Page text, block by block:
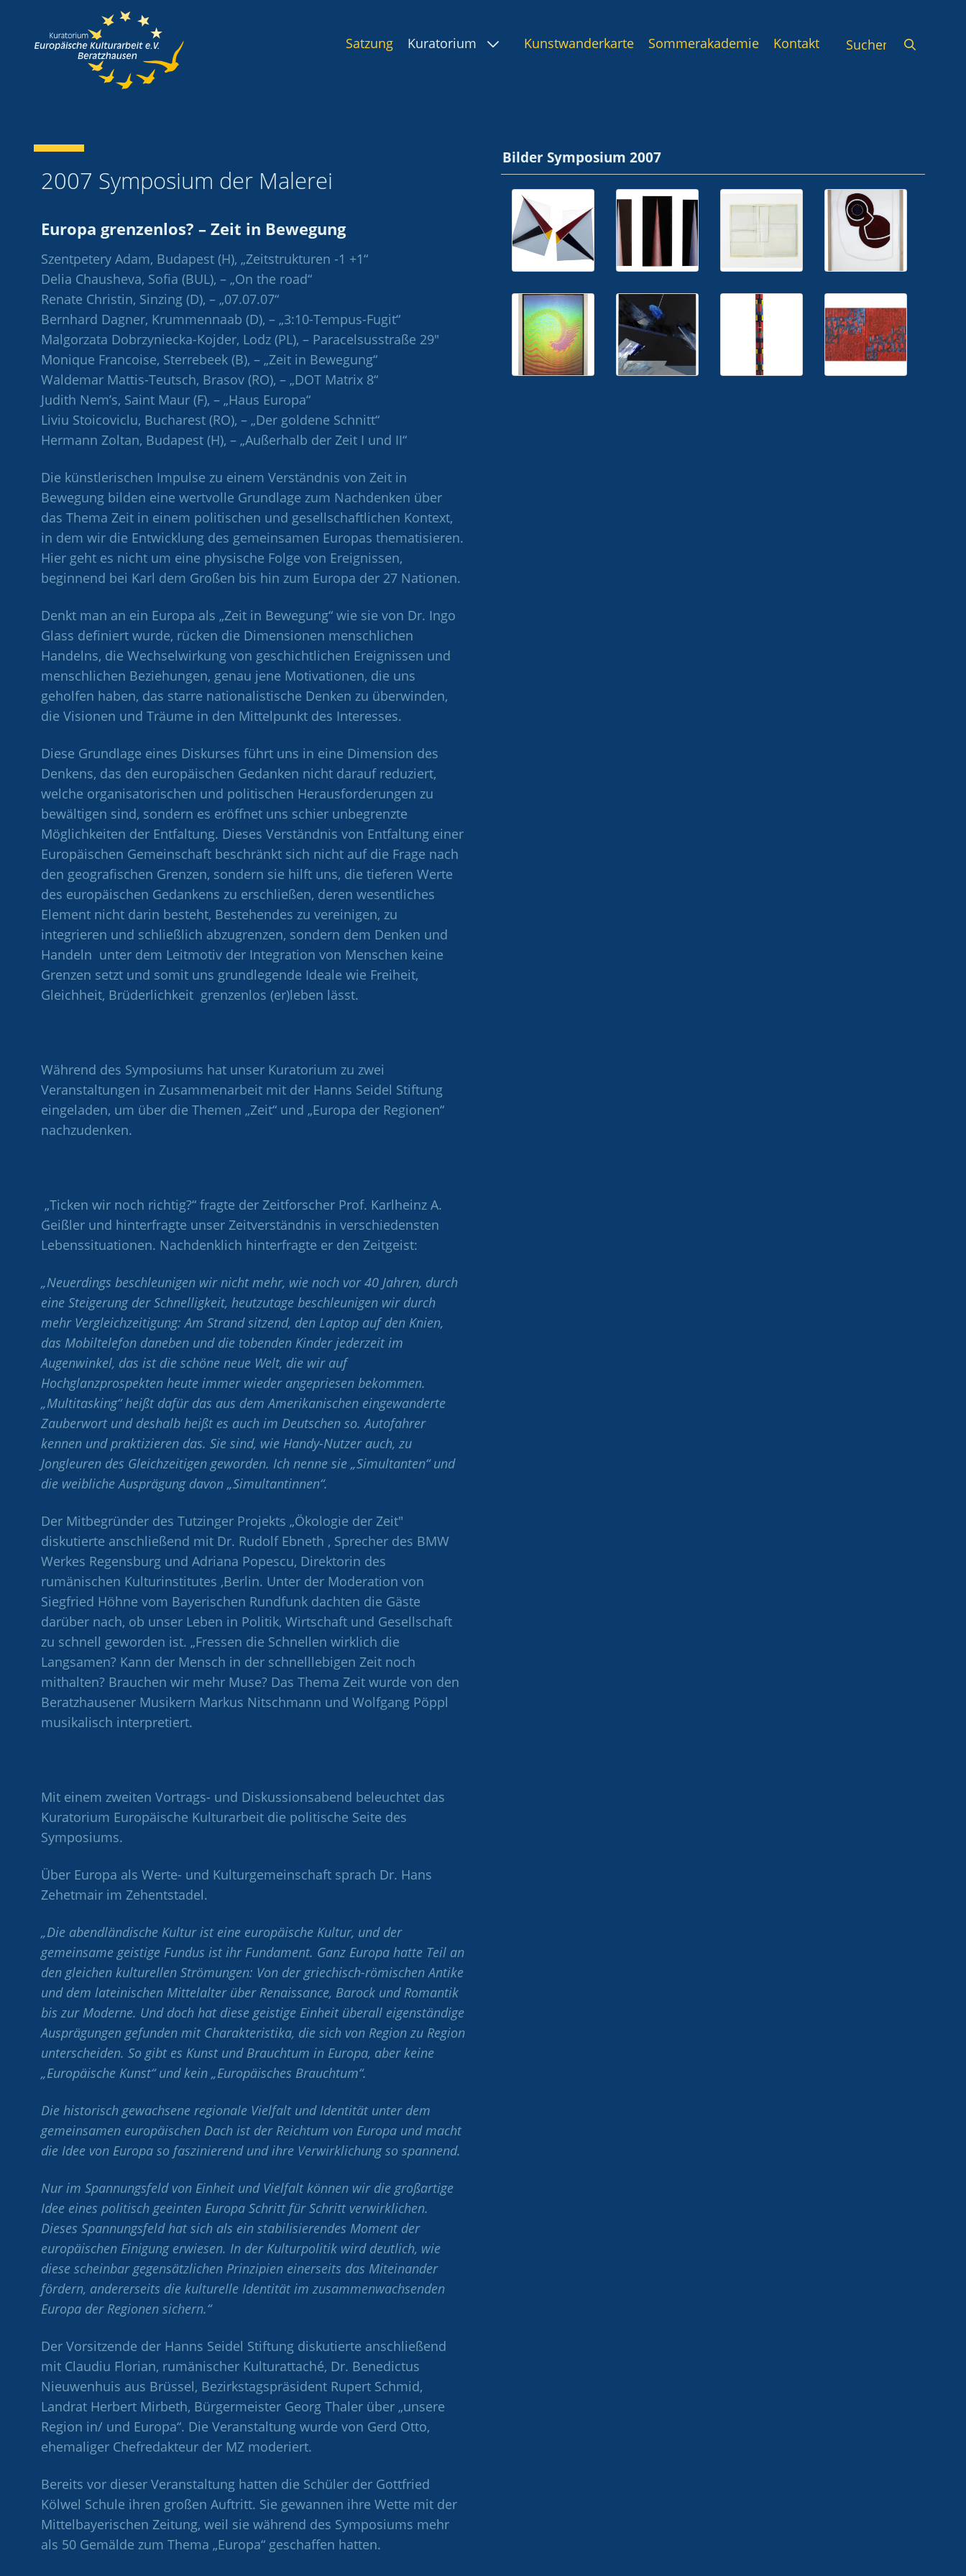
Satzung Kuratorium Kunstwanderkarte Sommerakademie Kontakt
2007 Symposium der Malerei
Europa grenzenlos? – Zeit in Bewegung
Szentpetery Adam, Budapest (H), „Zeitstrukturen -1 +1“
Delia Chausheva, Sofia (BUL), – „On the road“
Renate Christin, Sinzing (D), – „07.07.07“
Bernhard Dagner, Krummennaab (D), – „3:10-Tempus-Fugit“
Malgorzata Dobrzyniecka-Kojder, Lodz (PL), – Paracelsusstraße 29″
Monique Francoise, Sterrebeek (B), – „Zeit in Bewegung“
Waldemar Mattis-Teutsch, Brasov (RO), – „DOT Matrix 8“
Judith Nem’s, Saint Maur (F), – „Haus Europa“
Liviu Stoicoviclu, Bucharest (RO), – „Der goldene Schnitt“
Hermann Zoltan, Budapest (H), – „Außerhalb der Zeit I und II“
Die künstlerischen Impulse zu einem Verständnis von Zeit in
Bewegung bilden eine wertvolle Grundlage zum Nachdenken über
das Thema Zeit in einem politischen und gesellschaftlichen Kontext,
in dem wir die Entwicklung des gemeinsamen Europas thematisieren.
Hier geht es nicht um eine physische Folge von Ereignissen,
beginnend bei Karl dem Großen bis hin zum Europa der 27 Nationen.
Denkt man an ein Europa als „Zeit in Bewegung“ wie sie von Dr. Ingo
Glass definiert wurde, rücken die Dimensionen menschlichen
Handelns, die Wechselwirkung von geschichtlichen Ereignissen und
menschlichen Beziehungen, genau jene Motivationen, die uns
geholfen haben, das starre nationalistische Denken zu überwinden,
die Visionen und Träume in den Mittelpunkt des Interesses.
Diese Grundlage eines Diskurses führt uns in eine Dimension des
Denkens, das den europäischen Gedanken nicht darauf reduziert,
welche organisatorischen und politischen Herausforderungen zu
bewältigen sind, sondern es eröffnet uns schier unbegrenzte
Möglichkeiten der Entfaltung. Dieses Verständnis von Entfaltung einer
Europäischen Gemeinschaft beschränkt sich nicht auf die Frage nach
den geografischen Grenzen, sondern sie hilft uns, die tieferen Werte
des europäischen Gedankens zu erschließen, deren wesentliches
Element nicht darin besteht, Bestehendes zu vereinigen, zu
integrieren und schließlich abzugrenzen, sondern dem Denken und
Handeln unter dem Leitmotiv der Integration von Menschen keine
Grenzen setzt und somit uns grundlegende Ideale wie Freiheit,
Gleichheit, Brüderlichkeit grenzenlos (er)leben lässt.
Während des Symposiums hat unser Kuratorium zu zwei
Veranstaltungen in Zusammenarbeit mit der Hanns Seidel Stiftung
eingeladen, um über die Themen „Zeit“ und „Europa der Regionen“
nachzudenken.
„Ticken wir noch richtig?“ fragte der Zeitforscher Prof. Karlheinz A.
Geißler und hinterfragte unser Zeitverständnis in verschiedensten
Lebenssituationen. Nachdenklich hinterfragte er den Zeitgeist:
„Neuerdings beschleunigen wir nicht mehr, wie noch vor 40 Jahren, durch
eine Steigerung der Schnelligkeit, heutzutage beschleunigen wir durch
mehr Vergleichzeitigung: Am Strand sitzend, den Laptop auf den Knien,
das Mobiltelefon daneben und die tobenden Kinder jederzeit im
Augenwinkel, das ist die schöne neue Welt, die wir auf
Hochglanzprospekten heute immer wieder angepriesen bekommen.
„Multitasking“ heißt dafür das aus dem Amerikanischen eingewanderte
Zauberwort und deshalb heißt es auch im Deutschen so. Autofahrer
kennen und praktizieren das. Sie sind, wie Handy-Nutzer auch, zu
Jongleuren des Gleichzeitigen geworden. Ich nenne sie „Simultanten“ und
die weibliche Ausprägung davon „Simultantinnen“.
Der Mitbegründer des Tutzinger Projekts „Ökologie der Zeit"
diskutierte anschließend mit Dr. Rudolf Ebneth , Sprecher des BMW
Werkes Regensburg und Adriana Popescu, Direktorin des
rumänischen Kulturinstitutes ,Berlin. Unter der Moderation von
Siegfried Höhne vom Bayerischen Rundfunk dachten die Gäste
darüber nach, ob unser Leben in Politik, Wirtschaft und Gesellschaft
zu schnell geworden ist. „Fressen die Schnellen wirklich die
Langsamen? Kann der Mensch in der schnelllebigen Zeit noch
mithalten? Brauchen wir mehr Muse? Das Thema Zeit wurde von den
Beratzhausener Musikern Markus Nitschmann und Wolfgang Pöppl
musikalisch interpretiert.
Mit einem zweiten Vortrags- und Diskussionsabend beleuchtet das
Kuratorium Europäische Kulturarbeit die politische Seite des
Symposiums.
Über Europa als Werte- und Kulturgemeinschaft sprach Dr. Hans
Zehetmair im Zehentstadel.
„Die abendländische Kultur ist eine europäische Kultur, und der
gemeinsame geistige Fundus ist ihr Fundament. Ganz Europa hatte Teil an
den gleichen kulturellen Strömungen: Von der griechisch-römischen Antike
und dem lateinischen Mittelalter über Renaissance, Barock und Romantik
bis zur Moderne. Und doch hat diese geistige Einheit überall eigenständige
Ausprägungen gefunden mit Charakteristika, die sich von Region zu Region
unterscheiden. So gibt es Kunst und Brauchtum in Europa, aber keine
„Europäische Kunst“ und kein „Europäisches Brauchtum“.
Die historisch gewachsene regionale Vielfalt und Identität unter dem
gemeinsamen europäischen Dach ist der Reichtum von Europa und macht
die Idee von Europa so faszinierend und ihre Verwirklichung so spannend.
Nur im Spannungsfeld von Einheit und Vielfalt können wir die großartige
Idee eines politisch geeinten Europa Schritt für Schritt verwirklichen.
Dieses Spannungsfeld hat sich als ein stabilisierendes Moment der
europäischen Einigung erwiesen. In der Kulturpolitik wird deutlich, wie
diese scheinbar gegensätzlichen Prinzipien einerseits das Miteinander
fördern, andererseits die kulturelle Identität im zusammenwachsenden
Europa der Regionen sichern.“
Der Vorsitzende der Hanns Seidel Stiftung diskutierte anschließend
mit Claudiu Florian, rumänischer Kulturattaché, Dr. Benedictus
Nieuwenhuis aus Brüssel, Bezirkstagspräsident Rupert Schmid,
Landrat Herbert Mirbeth, Bürgermeister Georg Thaler über „unsere
Region in/ und Europa“. Die Veranstaltung wurde von Gerd Otto,
ehemaliger Chefredakteur der MZ moderiert.
Bereits vor dieser Veranstaltung hatten die Schüler der Gottfried
Kölwel Schule ihren großen Auftritt. Sie gewannen ihre Wette mit der
Mittelbayerischen Zeitung, weil sie während des Symposiums mehr
als 50 Gemälde zum Thema „Europa“ geschaffen hatten.
Bilder Symposium 2007